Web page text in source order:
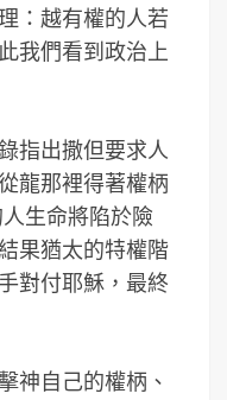
：越有權的人若
我們看到政治上
指出撒但要求人
龍那裡得著權柄
人生命將陷於險
果猶太的特權階
對付耶穌，最終
神自己的權柄、